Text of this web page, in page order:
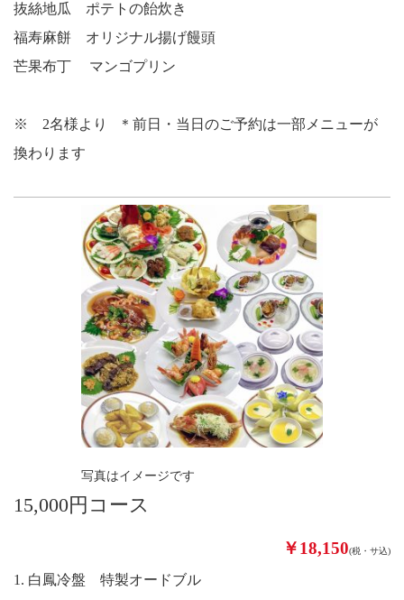
抜絲地瓜 ポテトの飴炊き
福寿麻餅 オリジナル揚げ饅頭
芒果布丁 マンゴプリン
※ 2名様より ＊前日・当日のご予約は一部メニューが
換わります
写真はイメージです
15,000円コース
￥18,150(税・サ込)
1. 白鳳冷盤 特製オードブル